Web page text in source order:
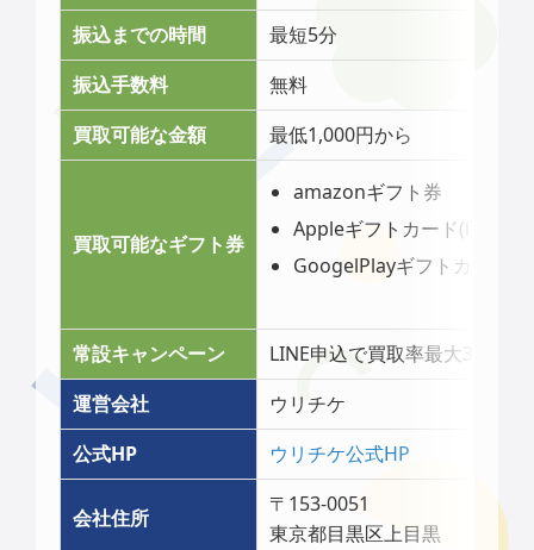
振込までの時間
最短5分
振込手数料
無料
買取可能な金額
最低1,000円から
買取可能なギフト券
amazonギフト券
Appleギフトカード(iTunes
GoogelPlayギフトカード
常設キャンペーン
LINE申込で買取率最大3％ア
運営会社
ウリチケ
公式HP
ウリチケ公式HP
会社住所
〒153-0051
東京都目黒区上目黒